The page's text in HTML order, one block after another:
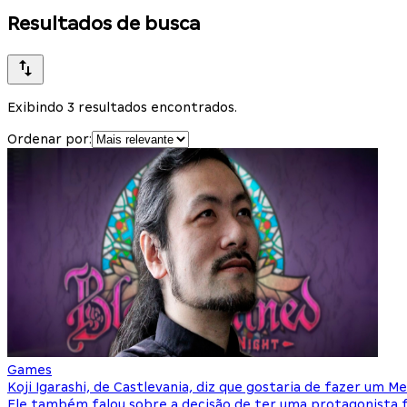
Resultados de busca
Exibindo 3 resultados encontrados.
Ordenar por:
Games
Koji Igarashi, de Castlevania, diz que gostaria de fazer um